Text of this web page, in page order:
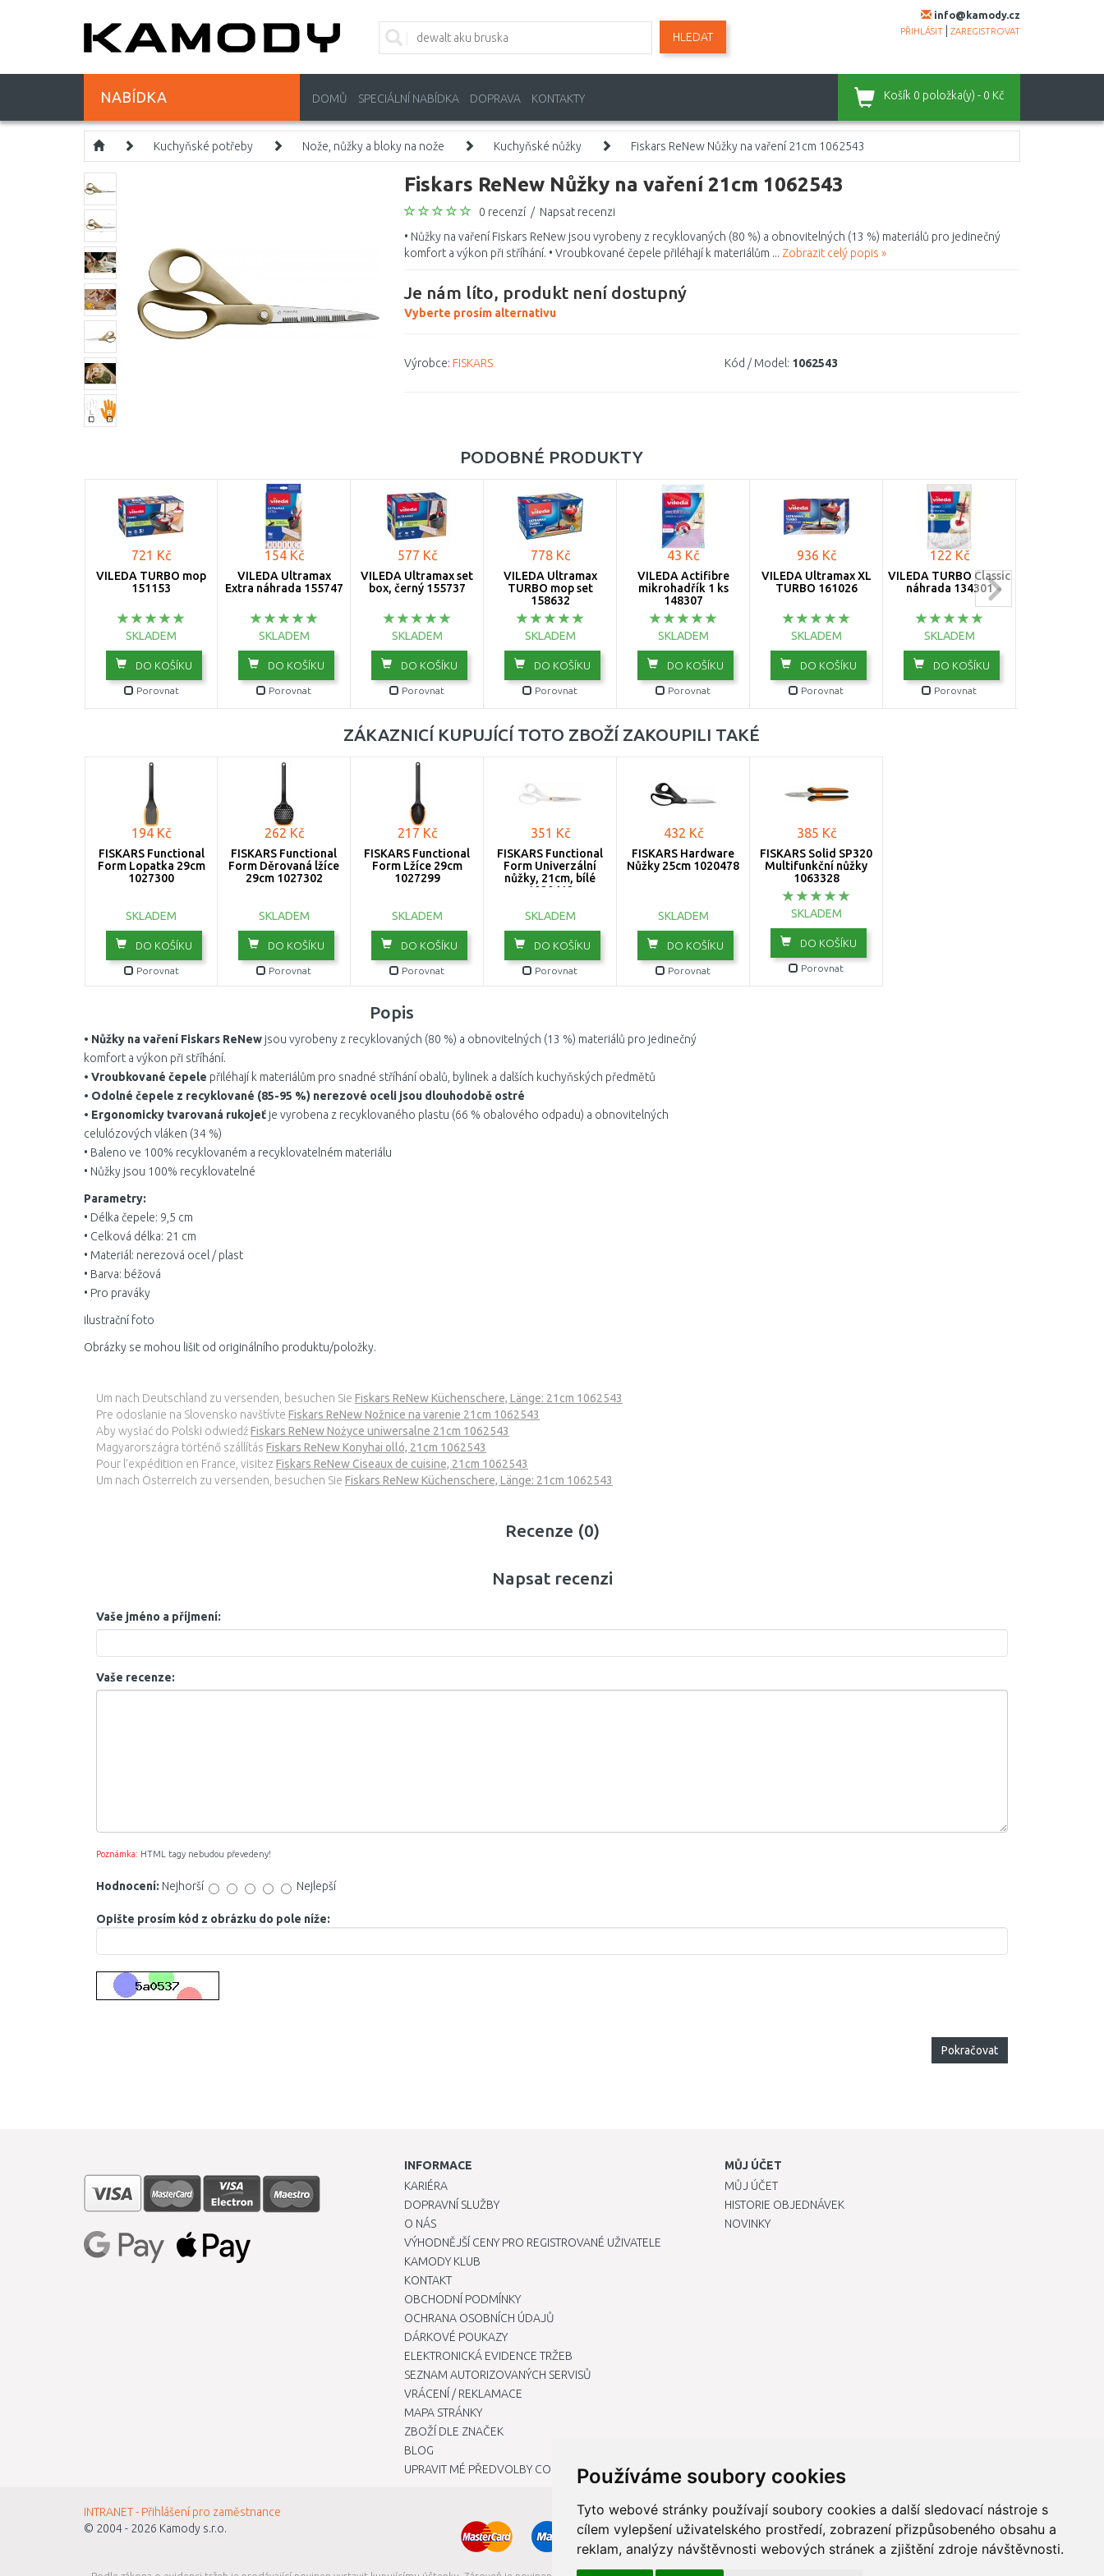
Používáme soubory cookies
Tyto webové stránky používají soubory cookies a další sledovací nástroje s
cílem vylepšení uživatelského prostředí, zobrazení přizpůsobeného obsahu a
reklam, analýzy návštěvnosti webových stránek a zjištění zdroje návštěvnosti.
info@kamody.cz
PŘIHLÁSIT ZAREGISTROVAT
HLEDAT
NABÍDKA DOMŮ SPECIÁLNÍ NABÍDKA DOPRAVA KONTAKTY Košík 0 položka(y) - 0 Kč
Kuchyňské potřeby Nože, nůžky a bloky na nože Kuchyňské nůžky Fiskars ReNew Nůžky na vaření 21cm 1062543
Fiskars ReNew Nůžky na vaření 21cm 1062543
0 recenzí / Napsat recenzi
• Nůžky na vaření Fiskars ReNew jsou vyrobeny z recyklovaných (80 %) a obnovitelných (13 %) materiálů pro jedinečný
komfort a výkon při stříhání. • Vroubkované čepele přiléhají k materiálům ... Zobrazit celý popis »
Je nám líto, produkt není dostupný
Vyberte prosím alternativu
Výrobce: FISKARS Kód / Model: 1062543
PODOBNÉ PRODUKTY
721 Kč
VILEDA TURBO mop
151153
SKLADEM
DO KOŠÍKU
Porovnat
154 Kč
VILEDA Ultramax
Extra náhrada 155747
SKLADEM
DO KOŠÍKU
Porovnat
577 Kč
VILEDA Ultramax set
box, černý 155737
SKLADEM
DO KOŠÍKU
Porovnat
778 Kč
VILEDA Ultramax
TURBO mop set
158632
SKLADEM
DO KOŠÍKU
Porovnat
43 Kč
VILEDA Actifibre
mikrohadřík 1 ks
148307
SKLADEM
DO KOŠÍKU
Porovnat
936 Kč
VILEDA Ultramax XL
TURBO 161026
SKLADEM
DO KOŠÍKU
Porovnat
122 Kč
VILEDA TURBO Classic
náhrada 134301
SKLADEM
DO KOŠÍKU
Porovnat
ZÁKAZNICÍ KUPUJÍCÍ TOTO ZBOŽÍ ZAKOUPILI TAKÉ
194 Kč
FISKARS Functional
Form Lopatka 29cm
1027300
SKLADEM
DO KOŠÍKU
Porovnat
262 Kč
FISKARS Functional
Form Děrovaná lžíce
29cm 1027302
SKLADEM
DO KOŠÍKU
Porovnat
217 Kč
FISKARS Functional
Form Lžíce 29cm
1027299
SKLADEM
DO KOŠÍKU
Porovnat
351 Kč
FISKARS Functional
Form Univerzální
nůžky, 21cm, bílé
1020412
SKLADEM
DO KOŠÍKU
Porovnat
432 Kč
FISKARS Hardware
Nůžky 25cm 1020478
SKLADEM
DO KOŠÍKU
Porovnat
385 Kč
FISKARS Solid SP320
Multifunkční nůžky
1063328
SKLADEM
DO KOŠÍKU
Porovnat
Popis
• Nůžky na vaření Fiskars ReNew jsou vyrobeny z recyklovaných (80 %) a obnovitelných (13 %) materiálů pro jedinečný
komfort a výkon při stříhání.
• Vroubkované čepele přiléhají k materiálům pro snadné stříhání obalů, bylinek a dalších kuchyňských předmětů
• Odolné čepele z recyklované (85-95 %) nerezové oceli jsou dlouhodobě ostré
• Ergonomicky tvarovaná rukojeť je vyrobena z recyklovaného plastu (66 % obalového odpadu) a obnovitelných
celulózových vláken (34 %)
• Baleno ve 100% recyklovaném a recyklovatelném materiálu
• Nůžky jsou 100% recyklovatelné
Parametry:
• Délka čepele: 9,5 cm
• Celková délka: 21 cm
• Materiál: nerezová ocel / plast
• Barva: béžová
• Pro praváky
ilustrační foto
Obrázky se mohou lišit od originálního produktu/položky.
Um nach Deutschland zu versenden, besuchen Sie Fiskars ReNew Küchenschere, Länge: 21cm 1062543
Pre odoslanie na Slovensko navštívte Fiskars ReNew Nožnice na varenie 21cm 1062543
Aby wysłać do Polski odwiedźFiskars ReNew Nożyce uniwersalne 21cm 1062543
Magyarországra történő szállítás Fiskars ReNew Konyhai olló, 21cm 1062543
Pour l’expédition en France, visitez Fiskars ReNew Ciseaux de cuisine, 21cm 1062543
Um nach Österreich zu versenden, besuchen Sie Fiskars ReNew Küchenschere, Länge: 21cm 1062543
Recenze (0)
Napsat recenzi
Vaše jméno a příjmení:
Vaše recenze:
Poznámka: HTML tagy nebudou převedeny!
Hodnocení: Nejhorší Nejlepší
Opište prosím kód z obrázku do pole níže:
Pokračovat
INFORMACE
KARIÉRA
DOPRAVNÍ SLUŽBY
O NÁS
VÝHODNĚJŠÍ CENY PRO REGISTROVANÉ UŽIVATELE
KAMODY KLUB
KONTAKT
OBCHODNÍ PODMÍNKY
OCHRANA OSOBNÍCH ÚDAJŮ
DÁRKOVÉ POUKAZY
ELEKTRONICKÁ EVIDENCE TRŽEB
SEZNAM AUTORIZOVANÝCH SERVISŮ
VRÁCENÍ / REKLAMACE
MAPA STRÁNKY
ZBOŽÍ DLE ZNAČEK
BLOG
UPRAVIT MÉ PŘEDVOLBY COOKIES
MŮJ ÚČET
MŮJ ÚČET
HISTORIE OBJEDNÁVEK
NOVINKY
INTRANET - Přihlášení pro zaměstnance
© 2004 - 2026 Kamody s.r.o.